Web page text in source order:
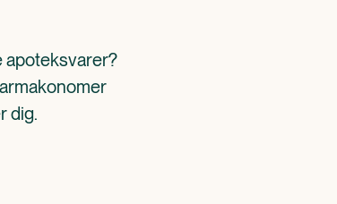
apoteksvarer?
dig.